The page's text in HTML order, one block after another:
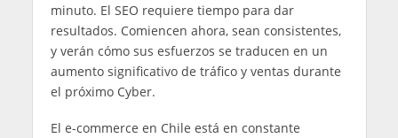
minuto. El SEO requiere tiempo para dar
resultados. Comiencen ahora, sean consistentes,
y verán cómo sus esfuerzos se traducen en un
aumento significativo de tráfico y ventas durante
el próximo Cyber.
El e-commerce en Chile está en constante